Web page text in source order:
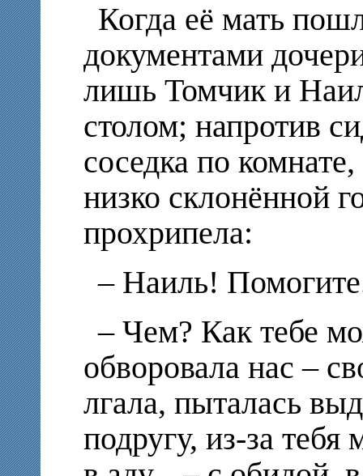
Когда её мать
документами
лишь Томчик и
столом; напротив
соседка по
низко склонённой
прохрипела:
– Наиль!
– Чем? Как тебе
обворовала нас –
лгала, пыталась
подругу, из-за тебя